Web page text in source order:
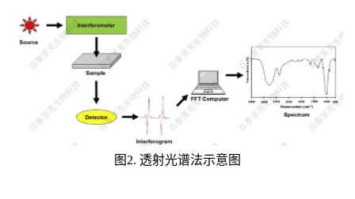
图2. 透射光谱法示意图